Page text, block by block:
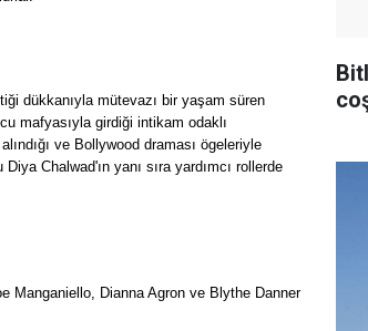
dükkanıyla mütevazı bir yaşam süren
mafyasıyla girdiği intikam odaklı
ve Bollywood draması ögeleriyle
Chalwad'ın yanı sıra yardımcı rollerde
Manganiello, Dianna Agron ve Blythe Danner